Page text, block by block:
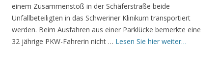
einem Zusammenstoß in der Schäferstraße beide
Unfallbeteiligten in das Schweriner Klinikum transportiert
werden. Beim Ausfahren aus einer Parklücke bemerkte eine
32 jährige PKW-Fahrerin nicht … Lesen Sie hier weiter…